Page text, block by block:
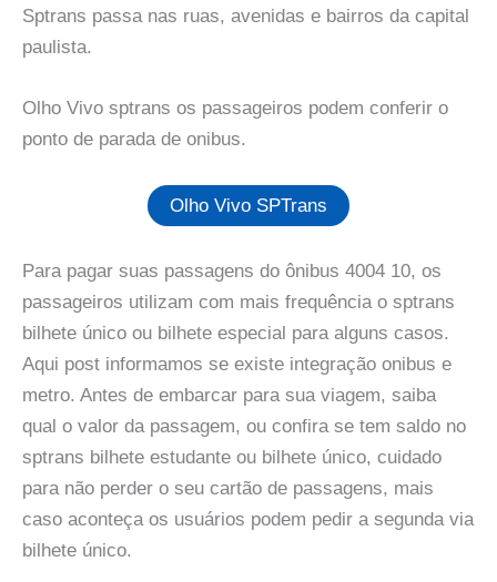
Sptrans passa nas ruas, avenidas e bairros da capital
paulista.
Olho Vivo sptrans os passageiros podem conferir o
ponto de parada de onibus.
Olho Vivo SPTrans
Para pagar suas passagens do ônibus 4004 10, os
passageiros utilizam com mais frequência o sptrans
bilhete único ou bilhete especial para alguns casos.
Aqui post informamos se existe integração onibus e
metro. Antes de embarcar para sua viagem, saiba
qual o valor da passagem, ou confira se tem saldo no
sptrans bilhete estudante ou bilhete único, cuidado
para não perder o seu cartão de passagens, mais
caso aconteça os usuários podem pedir a segunda via
bilhete único.